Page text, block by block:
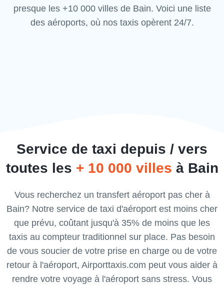
presque les +10 000 villes de Bain. Voici une liste
des aéroports, où nos taxis opèrent 24/7.
Service de taxi depuis / vers
toutes les + 10 000 villes à Bain
Vous recherchez un transfert aéroport pas cher à
Bain? Notre service de taxi d'aéroport est moins cher
que prévu, coûtant jusqu'à 35% de moins que les
taxis au compteur traditionnel sur place. Pas besoin
de vous soucier de votre prise en charge ou de votre
retour à l'aéroport, Airporttaxis.com peut vous aider à
rendre votre voyage à l'aéroport sans stress. Vous